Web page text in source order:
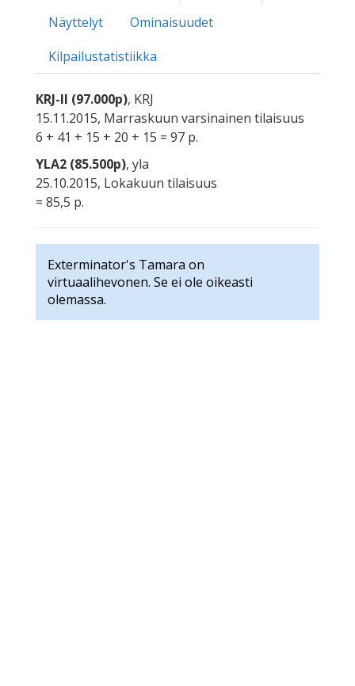
Näyttelyt
Ominaisuudet
Kilpailustatistiikka
KRJ-II (97.000p), KRJ
15.11.2015, Marraskuun varsinainen tilaisuus
6 + 41 + 15 + 20 + 15 = 97 p.
YLA2 (85.500p), yla
25.10.2015, Lokakuun tilaisuus
= 85,5 p.
Exterminator's Tamara on
virtuaalihevonen. Se ei ole oikeasti
olemassa.